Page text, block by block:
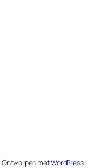
Ontworpen metWordPress